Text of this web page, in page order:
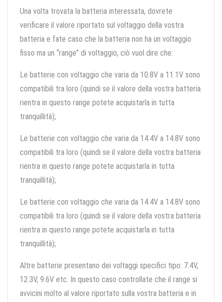
Una volta trovata la batteria interessata, dovrete
verificare il valore riportato sul voltaggio della vostra
batteria e fate caso che la batteria non ha un voltaggio
fisso ma un “range” di voltaggio, ciò vuol dire che:
Le batterie con voltaggio che varia da 10.8V a 11.1V sono
compatibili tra loro (quindi se il valore della vostra batteria
rientra in questo range potete acquistarla in tutta
tranquillità);
Le batterie con voltaggio che varia da 14.4V a 14.8V sono
compatibili tra loro (quindi se il valore della vostra batteria
rientra in questo range potete acquistarla in tutta
tranquillità);
Le batterie con voltaggio che varia da 14.4V a 14.8V sono
compatibili tra loro (quindi se il valore della vostra batteria
rientra in questo range potete acquistarla in tutta
tranquillità);
Altre batterie presentano dei voltaggi specifici tipo: 7.4V,
12.3V, 9.6V etc. In questo caso controllate che il range si
avvicini molto al valore riportato sulla vostra batteria e in